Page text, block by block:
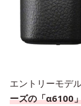
エントリーモデ
ーズの「α6100